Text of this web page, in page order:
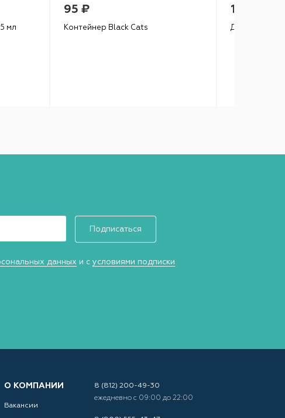
мл
95 ₽
Контейнер Black Cats
190 ₽
Дорожный
Подписаться
данных и с условиями подписки
О КОМПАНИИ
Вакансии
8 (812) 200-49-30
ежедневно с 09:00 до 22:00